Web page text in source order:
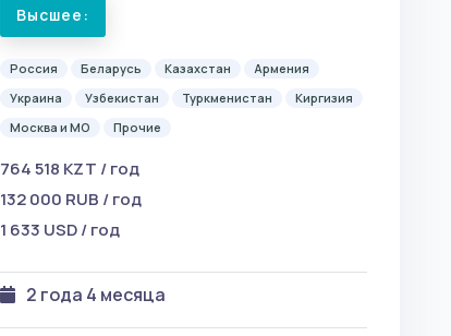
Высшее:
Россия Беларусь Казахстан
Армения
Украина
Узбекистан Туркменистан
Киргизия
Москва и МО
Прочие
764 518 KZT / год
132 000 RUB / год
1 633 USD / год
2 года 4 месяца